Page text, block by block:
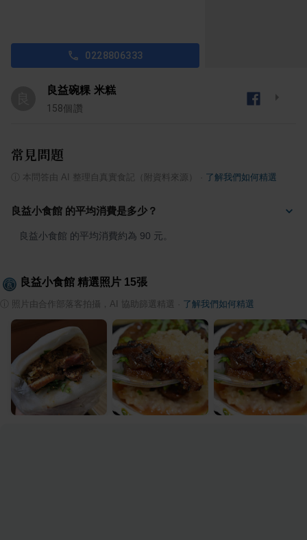
0228806333
良益碗粿 米糕
158個讚
常見問題
本問答由 AI 整理自真實食記（附資料來源） 了解我們如何精選
良益小食館 的平均消費是多少？
良益小食館 的平均消費約為 90 元。
良益小食館 精選照片 15張
照片由合作部落客拍攝，AI 協助篩選精選 了解我們如何精選